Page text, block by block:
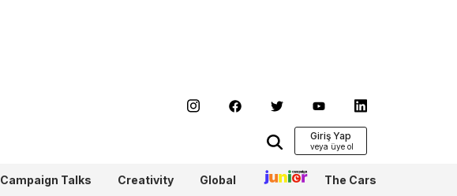
Giriş Yap
Campaign Talks Creativity Global Junior The Cars